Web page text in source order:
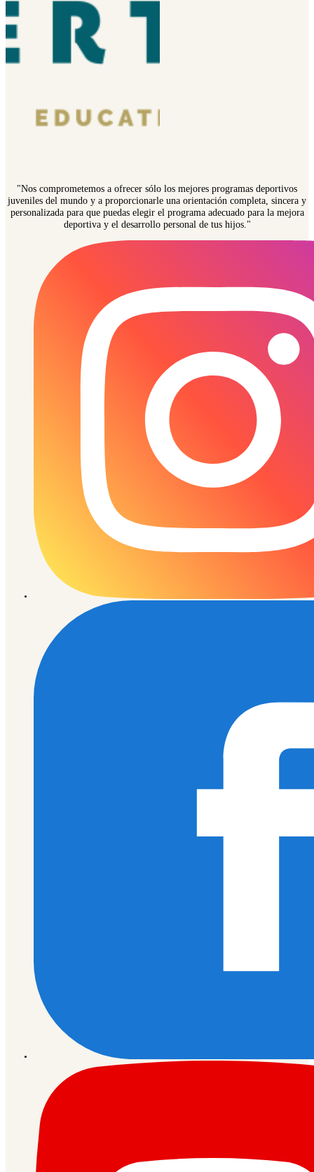
"Nos comprometemos a ofrecer sólo los mejores programas deportivos
juveniles del mundo y a proporcionarle una orientación completa, sincera y
personalizada para que puedas elegir el programa adecuado para la mejora
deportiva y el desarrollo personal de tus hijos."